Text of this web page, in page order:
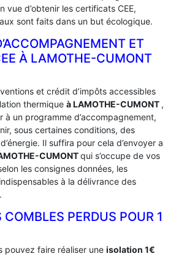
vue d’obtenir les certificats CEE,
sont faits dans un but écologique.
ET
À ‎LAMOTHE-CUMONT
et crédit d’impôts accessibles
thermique à LAMOTHE-CUMONT ,
un programme d’accompagnement,
sous certaines conditions, des
Il suffira pour cela d’envoyer a
CUMONTqui s’occupe de vos
les consignes données, les
à la délivrance des
PERDUS POUR 1
pouvez faire réaliser une isolation 1€